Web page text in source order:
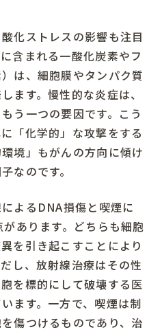
化ストレスの影響も注目
含まれる一酸化炭素やフ
は、細胞膜やタンパク質
ます。慢性的な炎症は、
う一つの要因です。こう
「化学的」な攻撃をする
境」もがんの方向に傾け
なのです。
よるDNA損傷と喫煙に
あります。どちらも細胞
を引き起こすことにより
し、放射線治療はその性
を標的にして破壊する医
ます。一方で、喫煙は制
傷つけるものであり、治